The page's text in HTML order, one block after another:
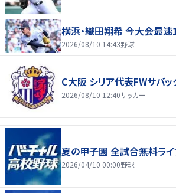
横浜・織田翔希 今大会最速
2026/08/10 14:43野球
C大阪 シリア代表FWサバッ
2026/08/10 12:40サッカー
夏の甲子園 全試合無料ライ
2026/04/10 00:00野球